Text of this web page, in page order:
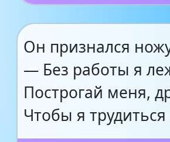
Он признался
— Без работы я
Построгай меня,
Чтобы я трудиться